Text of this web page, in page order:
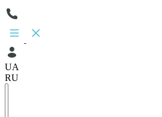
UA
RU